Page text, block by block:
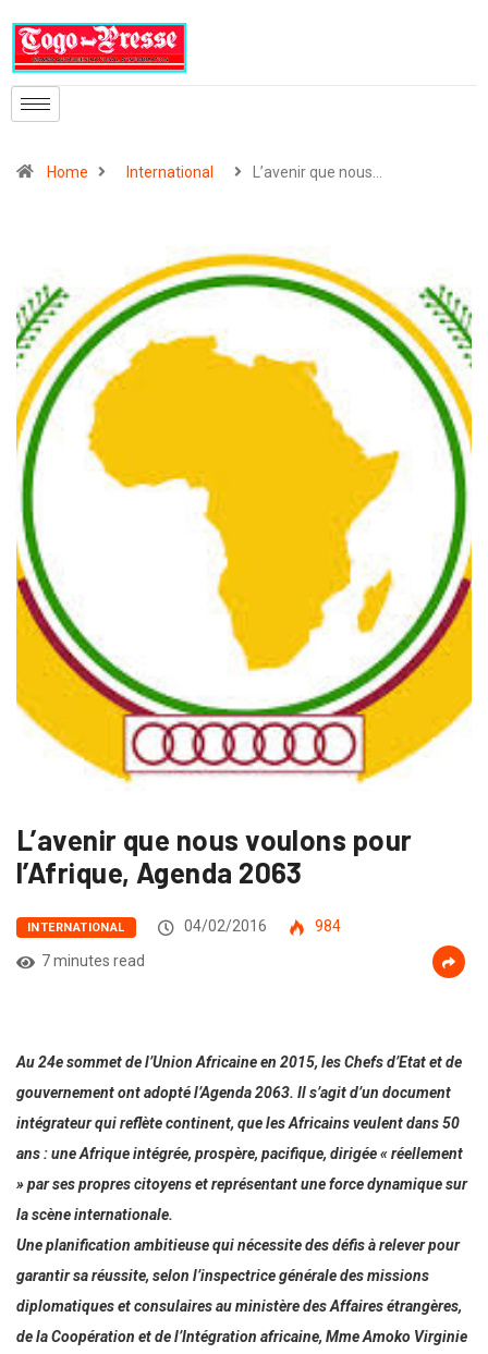
Home International L’avenir que nous…
L’avenir que nous voulons pour
l’Afrique, Agenda 2063
INTERNATIONAL 04/02/2016
984
7 minutes read
Au 24e sommet de l’Union Africaine en 2015, les Chefs d’Etat et de
gouvernement ont adopté l’Agenda 2063. Il s’agit d’un document
intégrateur qui reflète continent, que les Africains veulent dans 50
ans : une Afrique intégrée, prospère, pacifique, dirigée « réellement
» par ses propres citoyens et représentant une force dynamique sur
la scène internationale.
Une planification ambitieuse qui nécessite des défis à relever pour
garantir sa réussite, selon l’inspectrice générale des missions
diplomatiques et consulaires au ministère des Affaires étrangères,
de la Coopération et de l’Intégration africaine, Mme Amoko Virginie